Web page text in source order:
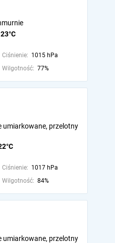
23°C
Ciśnienie: 1015 hPa
Wilgotność: 77%
umiarkowane, przelotny
Ciśnienie: 1017 hPa
Wilgotność: 84%
umiarkowane, przelotny